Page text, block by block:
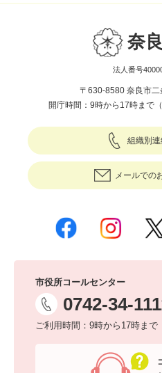
奈
法人番号
〒630-8580 奈良市
開庁時間：9時から17時まで
組織別
メールでの
市役所コールセンター
0742-34-
ご利用時間：9時から17時まで